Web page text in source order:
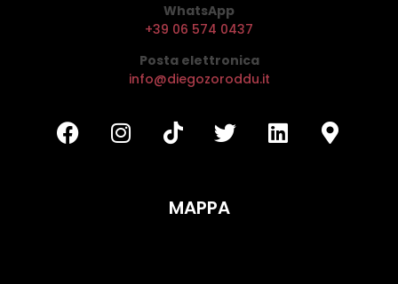
WhatsApp
+39 06 574 0437
Posta elettronica
info@diegozoroddu.it
MAPPA